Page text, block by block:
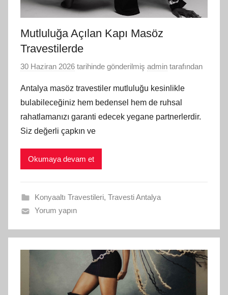
Mutluluğa Açılan Kapı Masöz
Travestilerde
30 Haziran 2026 tarihinde gönderilmiş admin tarafından
Antalya masöz travestiler mutluluğu kesinlikle
bulabileceğiniz hem bedensel hem de ruhsal
rahatlamanızı garanti edecek yegane partnerlerdir.
Siz değerli çapkın ve
Okumaya devam et
Konyaaltı Travestileri, Travesti Antalya
Yorum yapın